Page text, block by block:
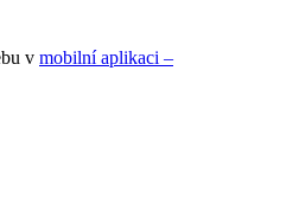
v mobilní aplikaci –